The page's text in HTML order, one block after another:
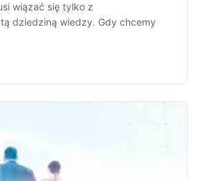
wiązać się tylko z
dziedziną wiedzy. Gdy chcemy